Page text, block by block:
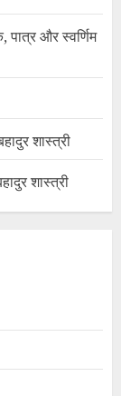
और स्वर्णिम
शास्त्री
शास्त्री